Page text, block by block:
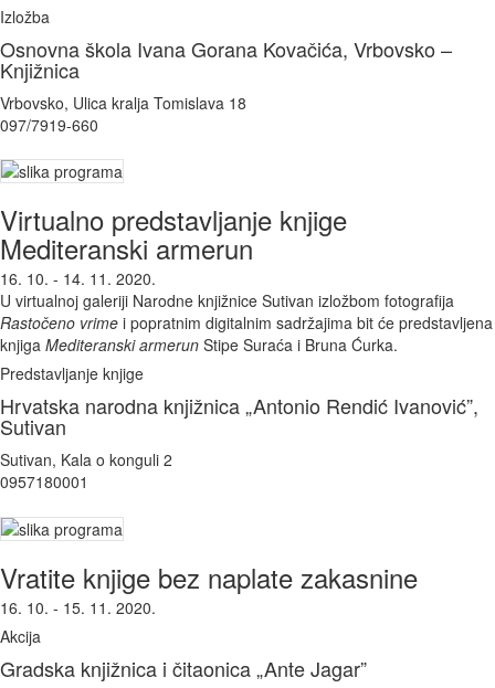
Izložba
Osnovna škola Ivana Gorana Kovačića, Vrbovsko –
Knjižnica
Vrbovsko, Ulica kralja Tomislava 18
097/7919-660
Virtualno predstavljanje knjige
Mediteranski armerun
16. 10. - 14. 11. 2020.
U virtualnoj galeriji Narodne knjižnice Sutivan izložbom fotografija
Rastočeno vrime i popratnim digitalnim sadržajima bit će predstavljena
knjiga Mediteranski armerun Stipe Suraća i Bruna Ćurka.
Predstavljanje knjige
Hrvatska narodna knjižnica „Antonio Rendić Ivanović”,
Sutivan
Sutivan, Kala o konguli 2
0957180001
Vratite knjige bez naplate zakasnine
16. 10. - 15. 11. 2020.
Akcija
Gradska knjižnica i čitaonica „Ante Jagar”